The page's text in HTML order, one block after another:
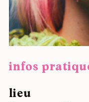
infos
lieu